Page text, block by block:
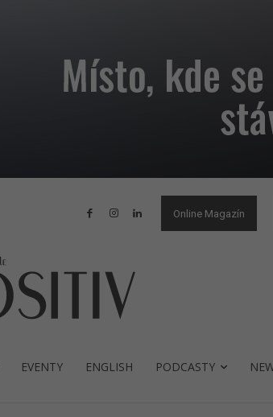
Online Magazín
EVENTY ENGLISH PODCASTY